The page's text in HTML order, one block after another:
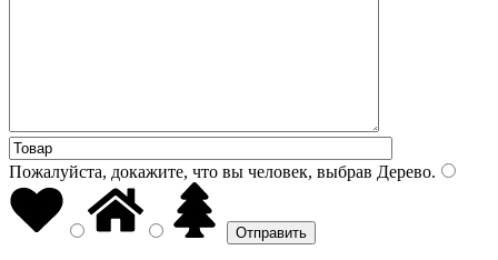
Пожалуйста, докажите, что вы человек, выбрав Дерево.